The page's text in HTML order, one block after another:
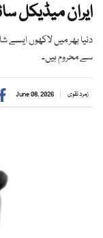
ایران میڈیکل
دنیا بھر میں لاکھوں
سے محروم ہیں۔
زمرد نقوی June 08, 2026